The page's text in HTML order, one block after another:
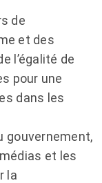
de
et des
l’égalité de
pour une
dans les
gouvernement,
et les
la